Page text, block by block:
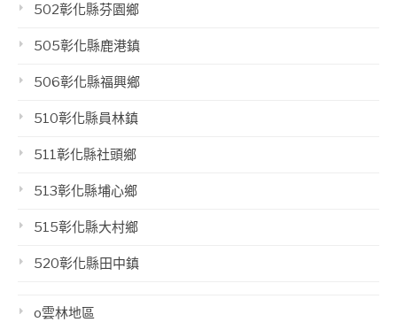
502彰化縣芬園鄉
505彰化縣鹿港鎮
506彰化縣福興鄉
510彰化縣員林鎮
511彰化縣社頭鄉
513彰化縣埔心鄉
515彰化縣大村鄉
520彰化縣田中鎮
o雲林地區